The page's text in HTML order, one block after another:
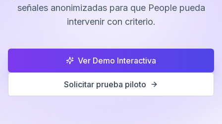
señales anonimizadas para que People pueda
intervenir con criterio.
Ver Demo Interactiva
Solicitar prueba piloto